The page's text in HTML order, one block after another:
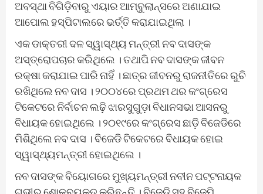
ଅବସ୍ଥା ବିଗିଡ଼ିବାରୁ ଏୟାର ଆମ୍ବୁଲାନ୍ସରେ ଅଣାଯାଇ
ଆପୋଲ ହସ୍ପିଟାଲରେ ଭର୍ତ୍ତି କରାଯାଇଥିଲା ।
ଏକ ଡାକ୍ତରୀ ଦଳ ସ୍ୱାସ୍ଥ୍ୟ ମନ୍ତ୍ରୀ ନବ ଦାସଙ୍କ
ଅସ୍ତ୍ରୋପଚାର କରିଥିଲେ । ତଥାପି ନବ ଦାସଙ୍କ ଜୀବନ
ରକ୍ଷା କରାଯାଇ ପାରି ନାହିଁ । ଛାତ୍ର ଜୀବନରୁ ରାଜନୀତିରେ ରୁଚି
ରଖିଥିଲେ ନବ ଦାସ । ୨୦୦୪ରେ ପ୍ରଥମ ଥର କଂଗ୍ରେସ
ଟିକେଟରେ ନିର୍ବାଚନ ଲଢ଼ି ଝାରସୁଗୁଡ଼ା ବିଧାନସଭା ଆସନରୁ
ବିଧାୟକ ହୋଇଥିଲେ । ୨୦୧୯ରେ କଂଗ୍ରେସ ଛାଡ଼ି ବିଜେଡିରେ
ମିଶିଥିଲେ ନବ ଦାସ । ବିଜେଡି ଟିକେଟରେ ବିଧାୟକ ହୋଇ
ସ୍ୱାସ୍ଥ୍ୟମନ୍ତ୍ରୀ ହୋଇଥିଲେ ।
ନବ ଦାସଙ୍କ ବିୟୋଗରେ ମୁଖ୍ୟମନ୍ତ୍ରୀ ନବୀନ ପଟ୍ଟନାୟକ